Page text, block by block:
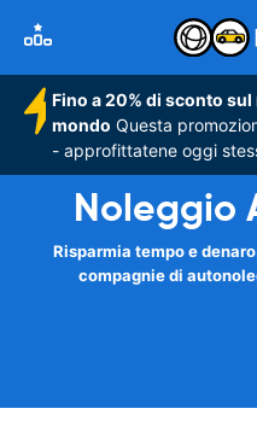
Fino a 20% di sconto
mondo Questa
- approfittatene oggi
Noleggio
Risparmia tempo e
compagnie di